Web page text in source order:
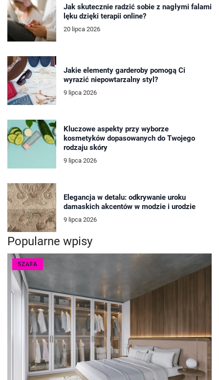
Jak skutecznie radzić sobie z nagłymi falami
lęku dzięki terapii online?
20 lipca 2026
Jakie elementy garderoby pomogą Ci
wyrazić niepowtarzalny styl?
9 lipca 2026
Kluczowe aspekty przy wyborze
kosmetyków dopasowanych do Twojego
rodzaju skóry
9 lipca 2026
Elegancja w detalu: odkrywanie uroku
damaskich akcentów w modzie i urodzie
9 lipca 2026
Popularne wpisy
SZAFA